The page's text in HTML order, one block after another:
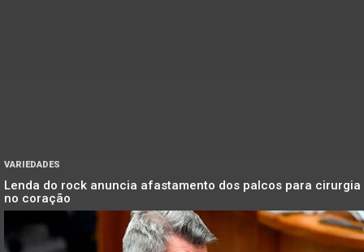
VARIEDADES
Lenda do rock anuncia afastamento dos palcos para cirurgia
no coração